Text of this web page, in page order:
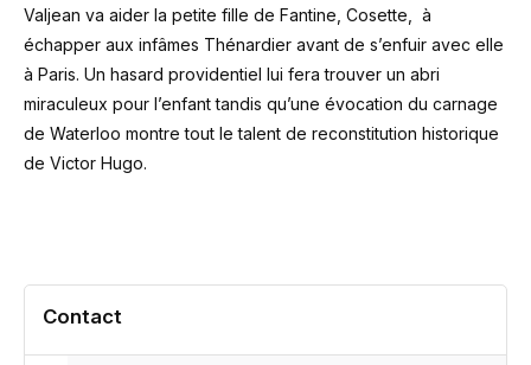
Valjean va aider la petite fille de Fantine, Cosette, à
échapper aux infâmes Thénardier avant de s’enfuir avec elle
à Paris. Un hasard providentiel lui fera trouver un abri
miraculeux pour l’enfant tandis qu’une évocation du carnage
de Waterloo montre tout le talent de reconstitution historique
de Victor Hugo.
Contact